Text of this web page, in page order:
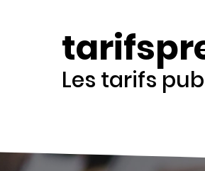
Les tarifs